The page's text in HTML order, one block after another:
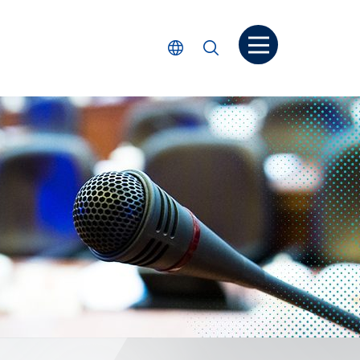
Select Language
Search Open menu